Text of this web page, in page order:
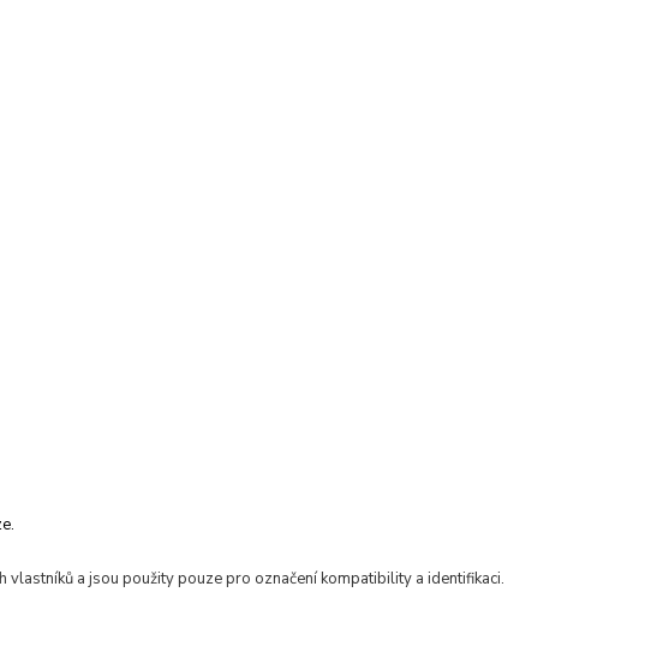
a jsou použity pouze pro označení kompatibility a identifikaci.